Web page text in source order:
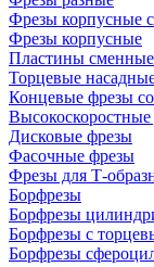
Фрезы корпусные
Фрезы корпусные
Пластины сменные
Торцевые
Концевые фрезы
Дисковые фрезы
Фасочные фрезы
Фрезы для Т-
Борфрезы
Борфрезы
Борфрезы с
Борфрезы